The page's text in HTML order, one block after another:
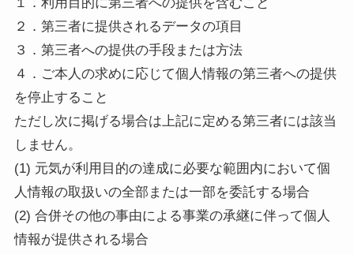
２．第三者に提供されるデータの項目
３．第三者への提供の手段または方法
４．ご本人の求めに応じて個人情報の第三者への提供
を停止すること
ただし次に掲げる場合は上記に定める第三者には該当
しません。
(1) 元気が利用目的の達成に必要な範囲内において個
人情報の取扱いの全部または一部を委託する場合
(2) 合併その他の事由による事業の承継に伴って個人
情報が提供される場合